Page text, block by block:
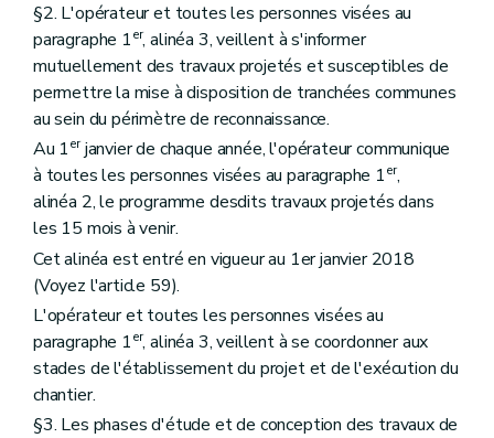
§2. L'opérateur et toutes les personnes visées au
paragraphe 1er, alinéa 3, veillent à s'informer
mutuellement des travaux projetés et susceptibles de
permettre la mise à disposition de tranchées communes
au sein du périmètre de reconnaissance.
Au 1erjanvier de chaque année, l'opérateur communique
à toutes les personnes visées au paragraphe 1er,
alinéa 2, le programme desdits travaux projetés dans
les 15 mois à venir.
Cet alinéa est entré en vigueur au 1er janvier 2018
(Voyez l'article 59).
L'opérateur et toutes les personnes visées au
paragraphe 1er, alinéa 3, veillent à se coordonner aux
stades de l'établissement du projet et de l'exécution du
chantier.
§3. Les phases d'étude et de conception des travaux de